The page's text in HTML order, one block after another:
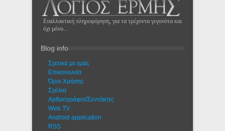
Εναλλακτική πληροφόρηση, για τα τρέχοντα γεγονότα και
όχι μόνο...
Blog info
Σχετικά με εμάς
Eπικοινωνία
Όροι Χρήσης
Σχόλια
Αρθρογράφοι/Συντάκτες
Web TV
Android application
RSS